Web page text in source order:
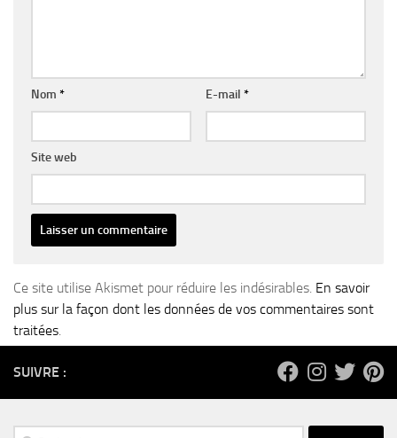
Nom * E-mail *
Site web
Ce site utilise Akismet pour réduire les indésirables. En savoir
plus sur la façon dont les données de vos commentaires sont
traitées.
SUIVRE :